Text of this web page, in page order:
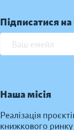
Підписатися
Наша місія
Реалізація
книжкового ринку